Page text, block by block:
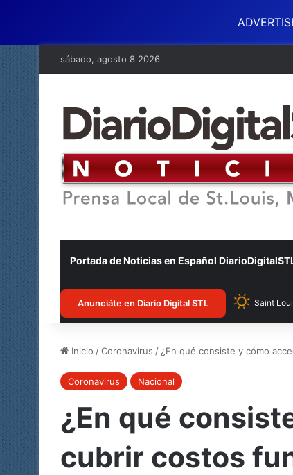
sábado, agosto 8 2026
Portada de Noticias en Español
Anunciáte en Diario Digital STL Saint
Inicio /Coronavirus / ¿En qué consiste y cómo
Coronavirus Nacional
¿En qué
cubrir costos